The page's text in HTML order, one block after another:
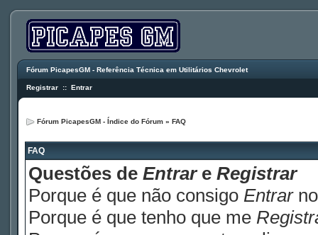
Fórum PicapesGM - Referência Técnica em Utilitários Chevrolet
Registrar :: Entrar
Fórum PicapesGM - Índice do Fórum » FAQ
FAQ
Questões de Entrare Registrar
Porque é que não consigo Entrar
Porque é que tenho que me